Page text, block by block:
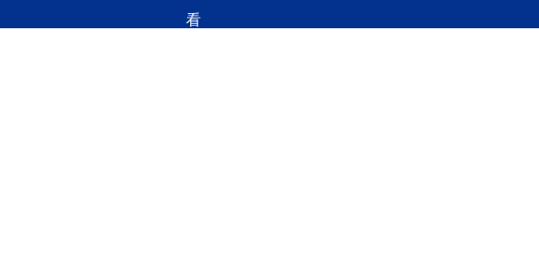
看